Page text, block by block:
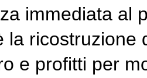
immediata al
la
e profitti per